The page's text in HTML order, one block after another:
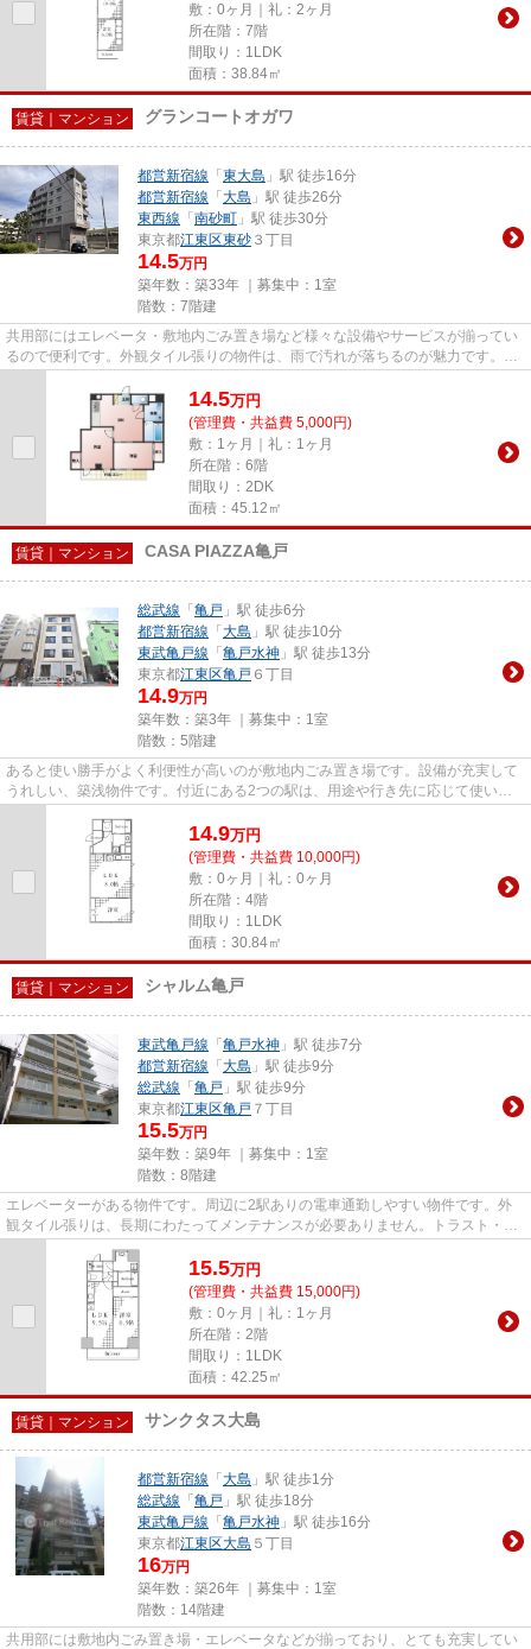
敷：0ヶ月｜礼：2ヶ月
所在階：7階
間取り：1LDK
面積：38.84㎡
賃貸｜マンション グランコートオガワ
都営新宿線 「 東大島 」駅 徒歩16分
都営新宿線 「 大島 」駅 徒歩26分
東西線 「 南砂町 」駅 徒歩30分
東京都江東区東砂 ３丁目
14.5万円
築年数：築33年 ｜募集中： 1室
階数：7階建
共用部にはエレベータ・敷地内ごみ置き場など様々な設備やサービスが揃ってい
るので便利です。外観タイル張りの物件は、雨で汚れが落ちるのが魅力です。目
14.5万円
(管理費・共益費 5,000円)
敷：1ヶ月｜礼：1ヶ月
所在階：6階
間取り：2DK
面積：45.12㎡
賃貸｜マンション CASA PIAZZA亀戸
総武線 「 亀戸 」駅 徒歩6分
都営新宿線 「 大島 」駅 徒歩10分
東武亀戸線 「 亀戸水神 」駅 徒歩13分
東京都江東区亀戸 ６丁目
14.9万円
築年数：築3年 ｜募集中： 1室
階数：5階建
あると使い勝手がよく利便性が高いのが敷地内ごみ置き場です。設備が充実して
うれしい、築浅物件です。付近にある2つの駅は、用途や行き先に応じて使い分
14.9万円
(管理費・共益費 10,000円)
敷：0ヶ月｜礼：0ヶ月
所在階：4階
間取り：1LDK
面積：30.84㎡
賃貸｜マンション シャルム亀戸
東武亀戸線 「 亀戸水神 」駅 徒歩7分
都営新宿線 「 大島 」駅 徒歩9分
総武線 「 亀戸 」駅 徒歩9分
東京都江東区亀戸 ７丁目
15.5万円
築年数：築9年 ｜募集中： 1室
階数：8階建
エレベーターがある物件です。周辺に2駅ありの電車通勤しやすい物件です。外
観タイル張りは、長期にわたってメンテナンスが必要ありません。トラスト・レ
ジデンス 瑞鳳 森下店には、...
15.5万円
(管理費・共益費 15,000円)
敷：0ヶ月｜礼：1ヶ月
所在階：2階
間取り：1LDK
面積：42.25㎡
賃貸｜マンション サンクタス大島
都営新宿線 「 大島 」駅 徒歩1分
総武線 「 亀戸 」駅 徒歩18分
東武亀戸線 「 亀戸水神 」駅 徒歩16分
東京都江東区大島 ５丁目
16万円
築年数：築26年 ｜募集中： 1室
階数：14階建
共用部には敷地内ごみ置き場・エレベータなどが揃っており、とても充実してい